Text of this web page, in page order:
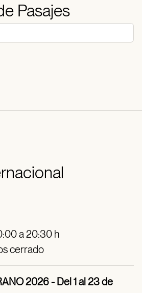
Pasajes
a 20:30 h
cerrado
2026 - Del 1 al 23 de